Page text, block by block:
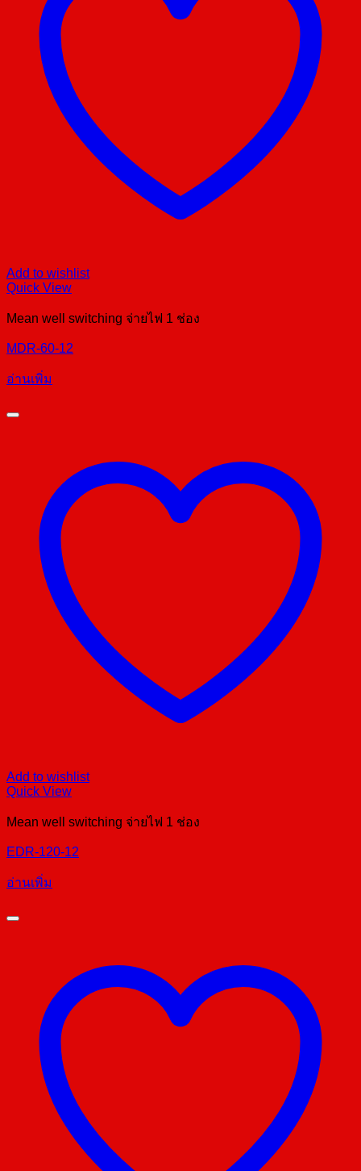
Add to wishlist
Quick View
Mean well switching จ่ายไฟ 1 ช่อง
MDR-60-12
อ่านเพิ่ม
Add to wishlist
Quick View
Mean well switching จ่ายไฟ 1 ช่อง
EDR-120-12
อ่านเพิ่ม